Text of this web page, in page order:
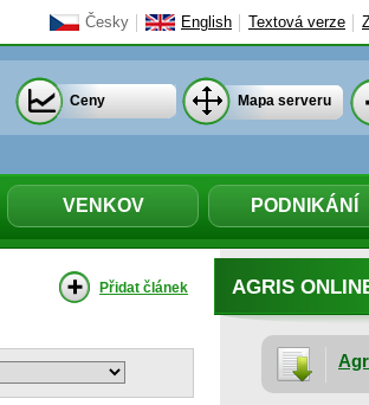
Česky English Textová verze
VENKOV PODNIKÁNÍ
Ceny Mapa serveru
Přidat článek AGRIS